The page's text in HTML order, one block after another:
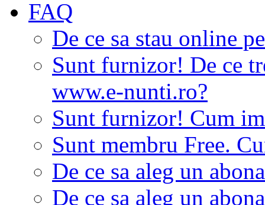
FAQ
De ce sa stau online
Sunt furnizor! De ce
www.e-nunti.ro?
Sunt furnizor! Cum
Sunt membru Free.
De ce sa aleg un
De ce sa aleg un